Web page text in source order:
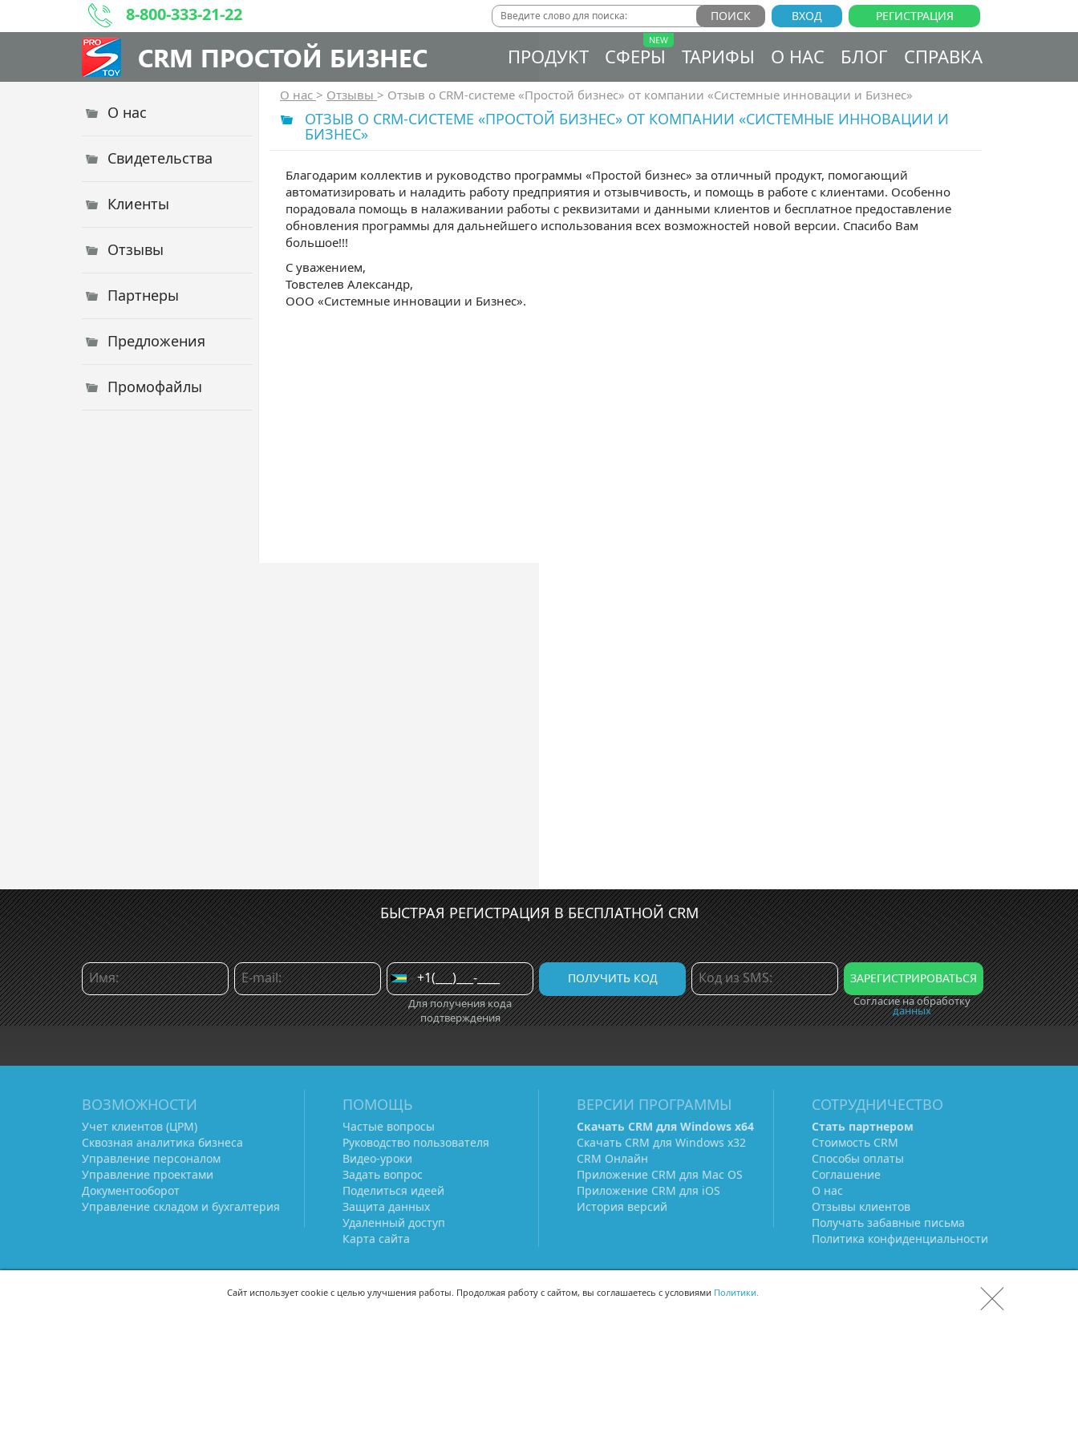
8-800-333-21-22 РЕГИСТРАЦИЯ
ВХОД
CRM ПРОСТОЙ БИЗНЕС ПРОДУКТ СФЕРЫ ТАРИФЫ О НАС БЛОГ СПРАВКА
О нас
Свидетельства
Клиенты
Отзывы
Партнеры
Предложения
Промофайлы
О нас > Отзывы > Отзыв о CRM-системе «Простой бизнес» от компании «Системные инновации и Бизнес»
ОТЗЫВ О CRM-СИСТЕМЕ «ПРОСТОЙ БИЗНЕС» ОТ КОМПАНИИ «СИСТЕМНЫЕ ИННОВАЦИИ И
БИЗНЕС»
Благодарим коллектив и руководство программы «Простой бизнес» за отличный продукт, помогающий
автоматизировать и наладить работу предприятия и отзывчивость, и помощь в работе с клиентами. Особенно
порадовала помощь в налаживании работы с реквизитами и данными клиентов и бесплатное предоставление
обновления программы для дальнейшего использования всех возможностей новой версии. Спасибо Вам
большое!!!
С уважением,
Товстелев Александр,
ООО «Системные инновации и Бизнес».
БЫСТРАЯ РЕГИСТРАЦИЯ В БЕСПЛАТНОЙ CRM
Для получения кода
подтверждения
Согласие на обработку
данных
ВОЗМОЖНОСТИ
Учет клиентов (ЦРМ)
Сквозная аналитика бизнеса
Управление персоналом
Управление проектами
Документооборот
Управление складом и бухгалтерия
ПОМОЩЬ
Частые вопросы
Руководство пользователя
Видео-уроки
Задать вопрос
Поделиться идеей
Защита данных
Удаленный доступ
Карта сайта
ВЕРСИИ ПРОГРАММЫ
Скачать CRM для Windows х64
Скачать CRM для Windows х32
CRM Онлайн
Приложение CRM для Mac OS
Приложение CRM для iOS
История версий
СОТРУДНИЧЕСТВО
Стать партнером
Стоимость CRM
Способы оплаты
Соглашение
О нас
Отзывы клиентов
Получать забавные письма
Политика конфиденциальности
Сайт использует cookie с целью улучшения работы. Продолжая работу с сайтом, вы соглашаетесь с условиями Политики.